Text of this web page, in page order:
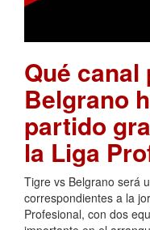
Qué canal
Belgrano
partido
la Liga
Tigre vs Belgrano será
correspondientes a la
Profesional, con dos